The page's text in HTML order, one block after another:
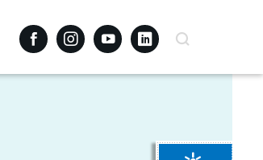
FacebookInstagramYoutubeLinkedinRecherche